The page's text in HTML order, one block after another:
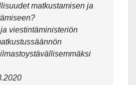
matkustamisen ja
viestintäministeriön